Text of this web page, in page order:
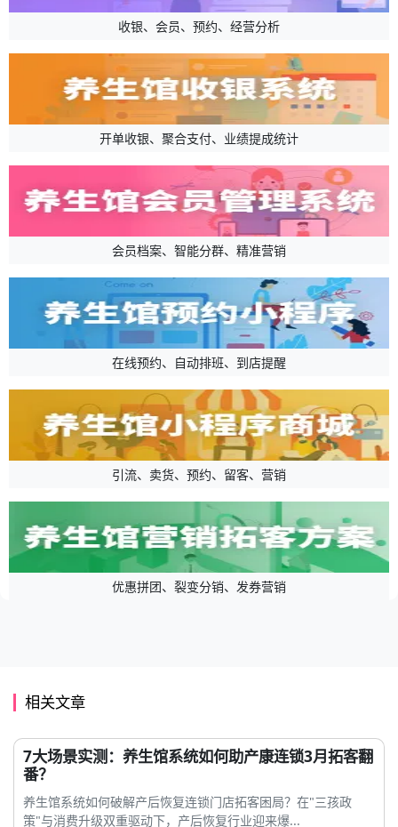
收银、会员、预约、经营分析
开单收银、聚合支付、业绩提成统计
会员档案、智能分群、精准营销
在线预约、自动排班、到店提醒
引流、卖货、预约、留客、营销
优惠拼团、裂变分销、发券营销
相关文章
7大场景实测：养生馆系统如何助产康连锁3月拓客翻
番？
养生馆系统如何破解产后恢复连锁门店拓客困局？在"三孩政
策"与消费升级双重驱动下，产后恢复行业迎来爆...